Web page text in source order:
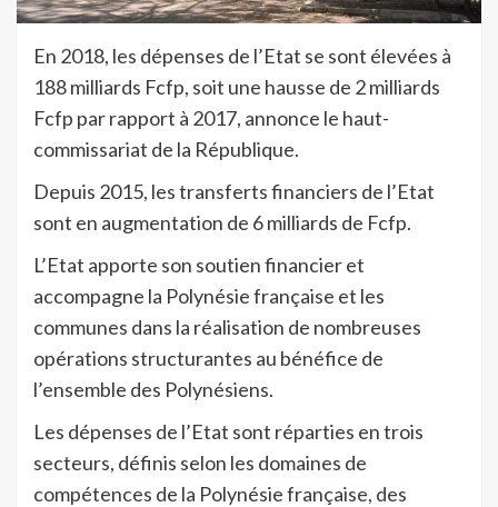
En 2018, les dépenses de l’Etat se sont élevées à
188 milliards Fcfp, soit une hausse de 2 milliards
Fcfp par rapport à 2017, annonce le haut-
commissariat de la République.
Depuis 2015, les transferts financiers de l’Etat
sont en augmentation de 6 milliards de Fcfp.
L’Etat apporte son soutien financier et
accompagne la Polynésie française et les
communes dans la réalisation de nombreuses
opérations structurantes au bénéfice de
l’ensemble des Polynésiens.
Les dépenses de l’Etat sont réparties en trois
secteurs, définis selon les domaines de
compétences de la Polynésie française, des